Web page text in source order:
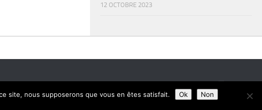
12 OCTOBRE 2023
site, nous supposerons que vous en êtes satisfait. Ok Non